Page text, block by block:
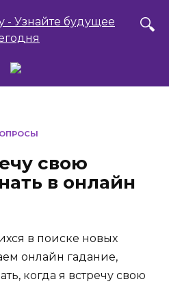
свою
в онлайн
в поиске новых
онлайн гадание,
когда я встречу свою